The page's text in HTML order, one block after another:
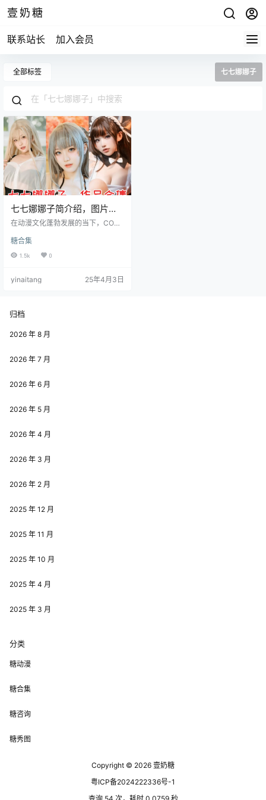
壹奶糖
联系站长 加入会员
全部标签 七七娜娜子
七七娜娜子简介绍，图片作
品打包大赏
在动漫文化蓬勃发展的当下，COS
七七娜娜子便是其中一位备受瞩目
的存在。她凭借着对动漫的热爱、
爱，成为了 COS 界一颗耀眼的新
生于 2002 年 6 月 24 日，来自广东
深圳。从小，她就对动漫展现出了
世界、个性…
糖合集
1.5k 0
yinaitang 25年4月3日
归档
2026 年 8 月
2026 年 7 月
2026 年 6 月
2026 年 5 月
2026 年 4 月
2026 年 3 月
2026 年 2 月
2025 年 12 月
2025 年 11 月
2025 年 10 月
2025 年 4 月
2025 年 3 月
分类
糖动漫
糖合集
糖咨询
糖秀图
Copyright © 2026 壹奶糖
粤ICP备2024222336号-1